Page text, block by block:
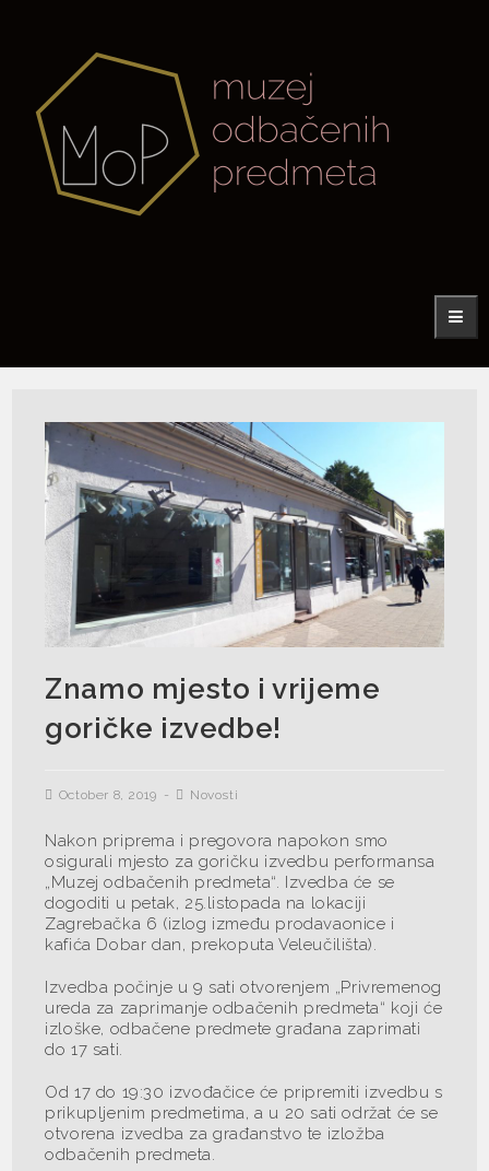
Znamo mjesto i vrijeme
goričke izvedbe!
October 8, 2019 Novosti
Nakon priprema i pregovora napokon smo
osigurali mjesto za goričku izvedbu performansa
„Muzej odbačenih predmeta“. Izvedba će se
dogoditi u petak, 25.listopada na lokaciji
Zagrebačka 6 (izlog između prodavaonice i
kafića Dobar dan, prekoputa Veleučilišta).
Izvedba počinje u 9 sati otvorenjem „Privremenog
ureda za zaprimanje odbačenih predmeta“ koji će
izloške, odbačene predmete građana zaprimati
do 17 sati.
Od 17 do 19:30 izvođačice će pripremiti izvedbu s
prikupljenim predmetima, a u 20 sati održat će se
otvorena izvedba za građanstvo te izložba
odbačenih predmeta.